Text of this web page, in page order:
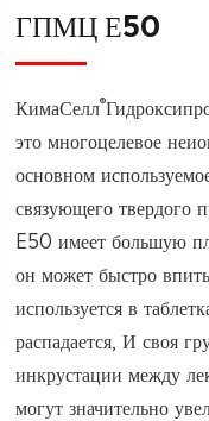
ГПМЦ Е50
КимаСелл®
это многоцелевое
основном
связующего твердого
E50 имеет большую
он может быстро
используется в
распадается, И своя
инкрустации между
могут значительно